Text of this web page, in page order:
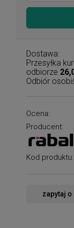
Dostawa:
Przesyłka
odbiorze
Odbiór
Ocena:
Producent:
Kod produktu:
zapytaj